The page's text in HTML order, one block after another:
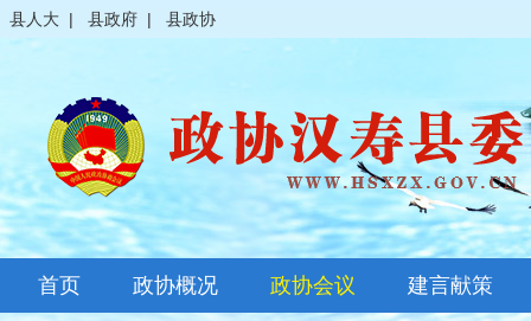
县人大 | 县政府 | 县政协
首页 政协概况 政协会议 建言献策